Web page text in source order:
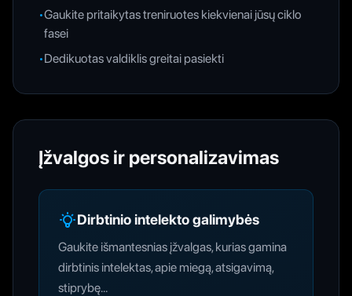
•Gaukite pritaikytas treniruotes kiekvienai jūsų ciklo
fasei
•Dedikuotas valdiklis greitai pasiekti
Įžvalgos ir personalizavimas
Dirbtinio intelekto galimybės
Gaukite išmantesnias įžvalgas, kurias gamina
dirbtinis intelektas, apie miegą, atsigavimą,
stiprybę...